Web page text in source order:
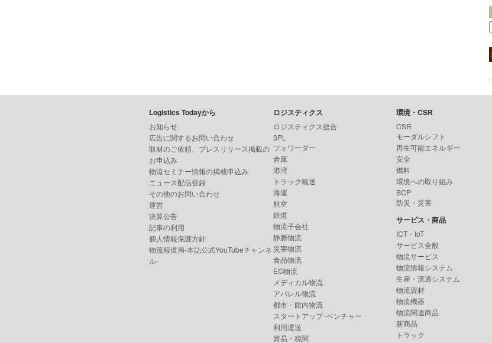
Logistics Todayから
お知らせ
広告に関するお問い合わせ
取材のご依頼、プレスリリース掲載の
お申込み
物流セミナー情報の掲載申込み
ニュース配信登録
その他のお問い合わせ
運営
決算公告
記事の利用
個人情報保護方針
物流報道局-本誌公式YouTubeチャンネ
ル-
ロジスティクス
ロジスティクス総合
3PL
フォワーダー
倉庫
港湾
トラック輸送
海運
航空
鉄道
物流子会社
静脈物流
災害物流
食品物流
EC物流
メディカル物流
アパレル物流
都市・館内物流
スタートアップ･ベンチャー
利用運送
貿易・税関
環境・CSR
CSR
モーダルシフト
再生可能エネルギー
安全
燃料
環境への取り組み
BCP
防災・災害
サービス・商品
ICT・IoT
サービス全般
物流サービス
物流情報システム
生産・流通システム
物流資材
物流機器
物流関連商品
新商品
トラック